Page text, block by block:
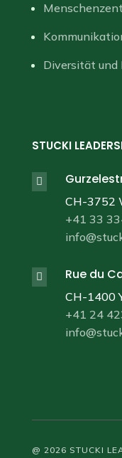
Diversität und
STUCKI

CH-3752
+41 33
 Rue du
CH-1400
+41 24
@ 2026 STUCKI